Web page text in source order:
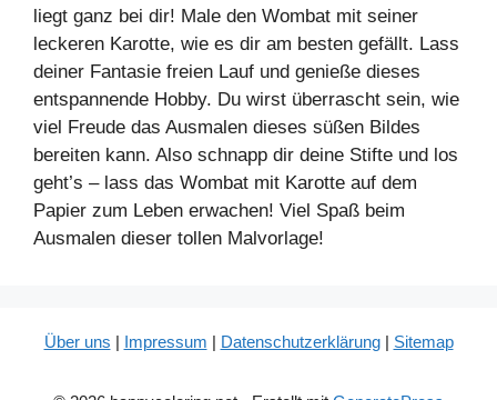
liegt ganz bei dir! Male den Wombat mit seiner
leckeren Karotte, wie es dir am besten gefällt. Lass
deiner Fantasie freien Lauf und genieße dieses
entspannende Hobby. Du wirst überrascht sein, wie
viel Freude das Ausmalen dieses süßen Bildes
bereiten kann. Also schnapp dir deine Stifte und los
geht’s – lass das Wombat mit Karotte auf dem
Papier zum Leben erwachen! Viel Spaß beim
Ausmalen dieser tollen Malvorlage!
Über uns | Impressum | Datenschutzerklärung| Sitemap